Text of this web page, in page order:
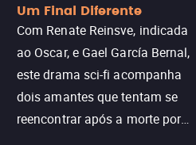
Um Final Diferente
Com Renate Reinsve, indicada
ao Oscar, e Gael García Bernal,
este drama sci-fi acompanha
dois amantes que tentam se
reencontrar após a morte por